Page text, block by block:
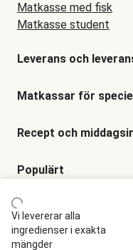
Vi levererar alla
ingredienser i exakta
mängder
Matkasse med fisk
Matkasse student
Leverans och
Matkassar för
Recept och
Populärt